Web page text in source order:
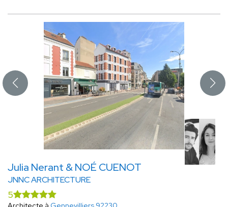
Julia Nerant & NOÉ CUENOT
JNNC ARCHITECTURE
5